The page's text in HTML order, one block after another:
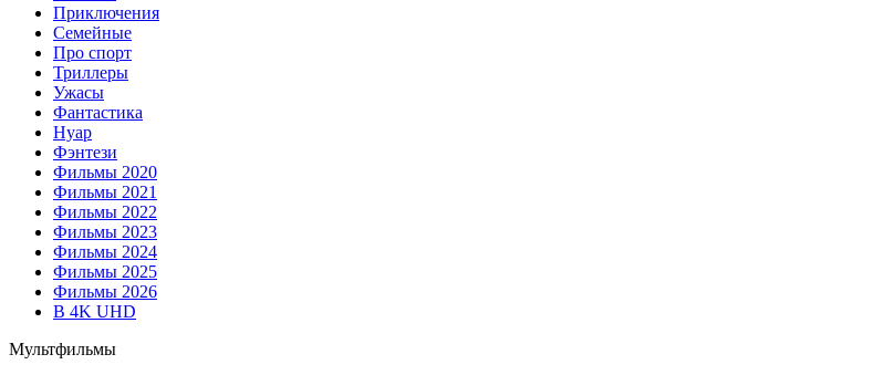
Приключения
Семейные
Про спорт
Триллеры
Ужасы
Фантастика
Нуар
Фэнтези
Фильмы 2020
Фильмы 2021
Фильмы 2022
Фильмы 2023
Фильмы 2024
Фильмы 2025
Фильмы 2026
В 4K UHD
Мультфильмы